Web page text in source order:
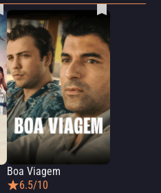
Boa Viagem
6.5/10